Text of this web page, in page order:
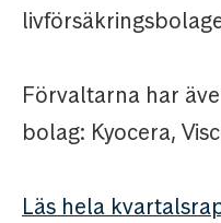
Förvaltarna har
bolag: Kyocera,
Läs hela